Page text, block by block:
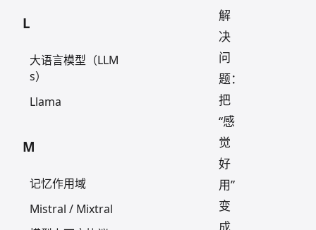
L
大语言模型（LLM
s）
Llama
M
记忆作用域
Mistral / Mixtral
解
决
问
题：
把
“感
觉
好
用”
变